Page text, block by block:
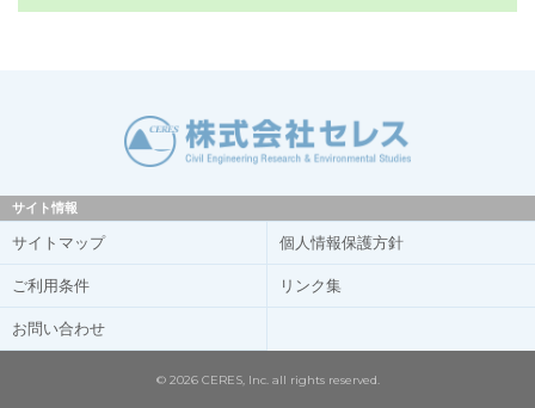
サイト情報
サイトマップ 個人情報保護方針
ご利用条件 リンク集
お問い合わせ
© 2026 CERES, Inc. all rights reserved.